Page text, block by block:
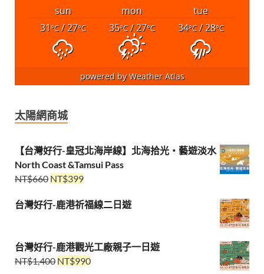
sun mon
tue
31°C/ 27°C 35°C/ 27°C 34°C/ 28°C
powered byWeather Atlas
太陽網商城
【台灣好行-皇冠北海岸線】北海拾光・藝遊淡水
North Coast &Tamsui Pass
NT$660 NT$399
台灣好行-鹿港祈福線二日遊
台灣好行-鹿港觀光工廠親子一日遊
NT$1,400 NT$990